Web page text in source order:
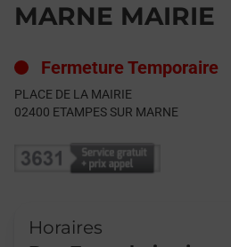
MARNE MAIRIE
Fermeture Temporaire
PLACE DE LA MAIRIE
02400 ETAMPES SUR MARNE
Horaires